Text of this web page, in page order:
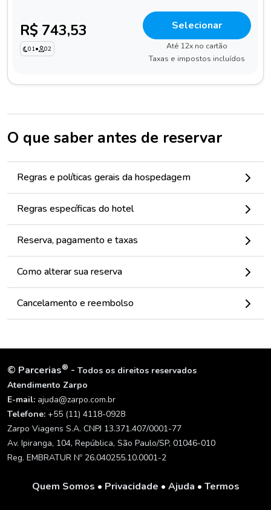
R$ 743,53
01• 02
Selecionar
Até 12x no cartão
Taxas e impostos incluídos
O que saber antes de reservar
Regras e políticas gerais da hospedagem
Regras específicas do hotel
Reserva, pagamento e taxas
Como alterar sua reserva
Cancelamento e reembolso
© Parcerias® - Todos os direitos reservados
Atendimento Zarpo
E-mail: ajuda@zarpo.com.br
Telefone: +55 (11) 4118-0928
Zarpo Viagens S.A. CNPJ 13.371.407/0001-77
Av. Ipiranga, 104, República, São Paulo/SP, 01046-010
Reg. EMBRATUR Nº 26.040255.10.0001-2
Quem Somos • Privacidade • Ajuda • Termos